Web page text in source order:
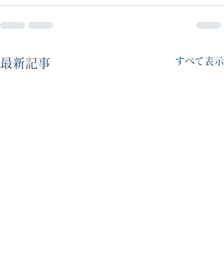
最新記事 すべて表示